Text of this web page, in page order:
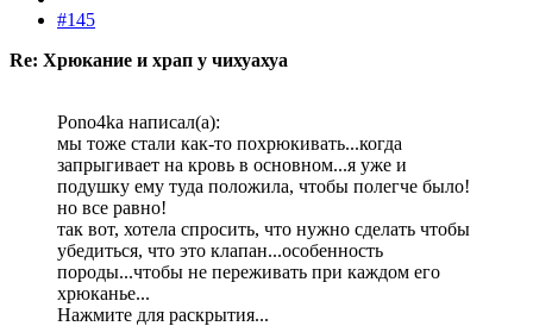
#145
Re: Хрюкание и храп у чихуахуа
Pono4ka написал(а):
мы тоже стали как-то похрюкивать...когда
запрыгивает на кровь в основном...я уже и
подушку ему туда положила, чтобы полегче было!
но все равно!
так вот, хотела спросить, что нужно сделать чтобы
убедиться, что это клапан...особенность
породы...чтобы не переживать при каждом его
хрюканье...
Нажмите для раскрытия...